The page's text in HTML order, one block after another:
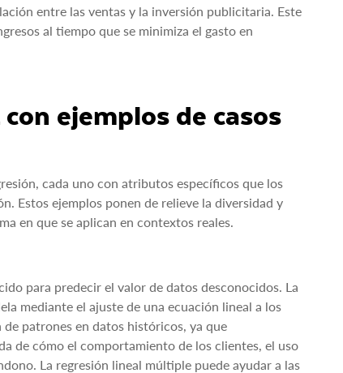
entre las ventas y la inversión publicitaria. Este
al tiempo que se minimiza el gasto en
ejemplos de casos
cada uno con atributos específicos que los
Estos ejemplos ponen de relieve la diversidad y
en que se aplican en contextos reales.
para predecir el valor de datos desconocidos. La
mediante el ajuste de una ecuación lineal a los
patrones en datos históricos, ya que
de cómo el comportamiento de los clientes, el uso
La regresión lineal múltiple puede ayudar a las